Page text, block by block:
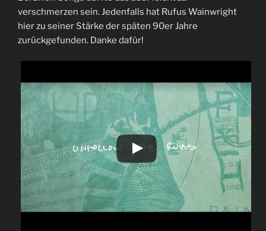
verschmerzen sein. Jedenfalls hat Rufus Wainwright
hier zu seiner Stärke der späten 90er Jahre
zurückgefunden. Danke dafür!